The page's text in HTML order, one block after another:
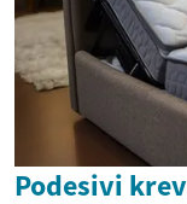
Podesivi